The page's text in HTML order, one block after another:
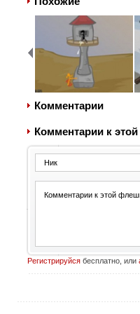
Комментарии
Комментарии к
Регистрируйсябесплатно, или